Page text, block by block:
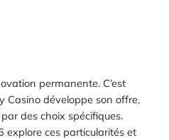
permanente. C’est
Casino développe son offre,
des choix spécifiques.
explore ces particularités et